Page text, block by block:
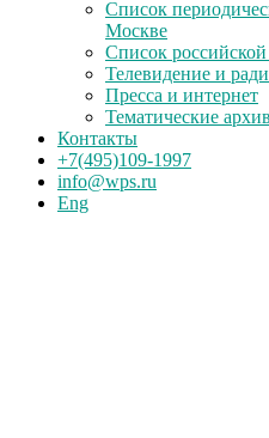
Список
Москве
Список
Телевидение и
Пресса и интернет
Тематические
Контакты
+7(495)109-1997
info@wps.ru
Eng